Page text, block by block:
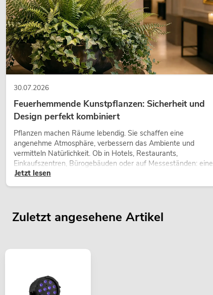
30.07.2026
Feuerhemmende Kunstpflanzen: Sicherheit und
Design perfekt kombiniert
Pflanzen machen Räume lebendig. Sie schaffen eine
angenehme Atmosphäre, verbessern das Ambiente und
vermitteln Natürlichkeit. Ob in Hotels, Restaurants,
Einkaufszentren, Bürogebäuden oder auf Messeständen: eine
hochwertige Begrünung gehört heute längst zum modernen
Raumkonzept.
Jetzt lesen
Zuletzt angesehene Artikel